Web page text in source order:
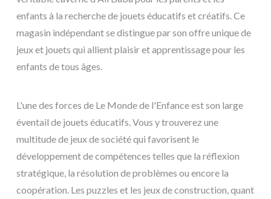
enfants à la recherche de jouets éducatifs et créatifs. Ce
magasin indépendant se distingue par son offre unique de
jeux et jouets qui allient plaisir et apprentissage pour les
enfants de tous âges.
L'une des forces de Le Monde de l'Enfance est son large
éventail de jouets éducatifs. Vous y trouverez une
multitude de jeux de société qui favorisent le
développement de compétences telles que la réflexion
stratégique, la résolution de problèmes ou encore la
coopération. Les puzzles et les jeux de construction, quant